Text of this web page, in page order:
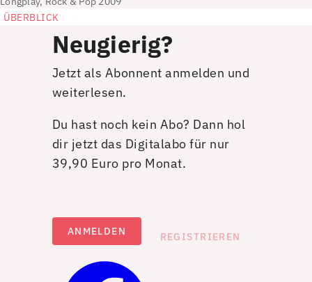
ÜBERBLICK
Neugierig?
Jetzt als Abonnent anmelden und
weiterlesen.
Du hast noch kein Abo? Dann hol
dir jetzt das Digitalabo für nur
39,90 Euro pro Monat.
ANMELDEN REGISTRIEREN